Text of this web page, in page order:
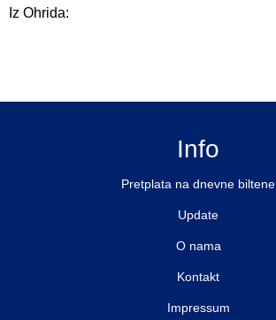
Iz Ohrida:
Info
Pretplata na dnevne biltene
Update
O nama
Kontakt
Impressum